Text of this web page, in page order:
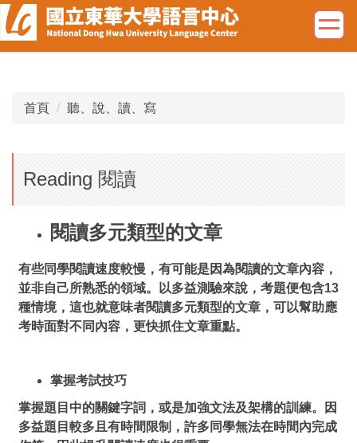
跳
到
主
首頁 聽、說、讀、寫
Reading 閱讀
閱讀多元類型的文章
有些同學閱讀速度較慢，有可能是因為閱讀的文章內容，
並非自己所熟悉的領域。以多益測驗來說，考題便包含13
種情境，這也就意味者閱讀多元類型的文章，可以幫助應
考時面對不同內容，更快抓住文章重點。
掌握考試技巧
掌握題目中的關鍵字詞，或是加強文法及架構的訓練。因
多益題目較多且有時間限制，許多同學無法在時間內完成